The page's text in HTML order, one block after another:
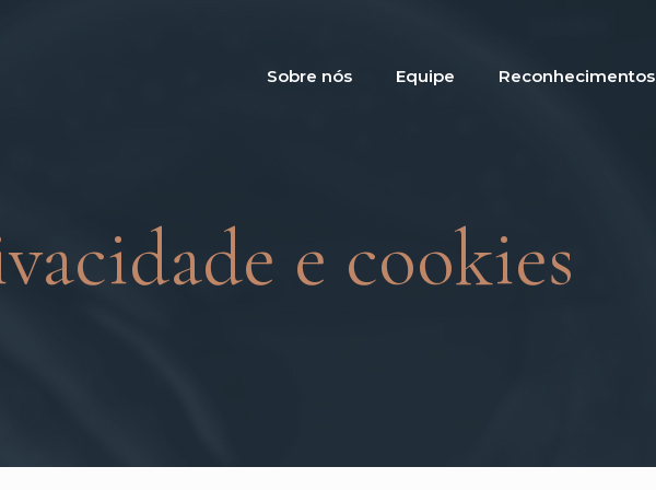
Sobre nós Equipe Reconhecimentos
e cookies